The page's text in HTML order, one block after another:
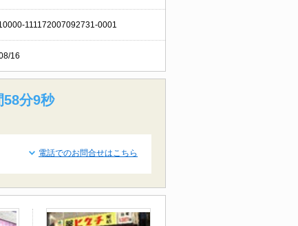
111172007092731-0001
16
58分8秒
電話でのお問合せはこちら